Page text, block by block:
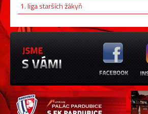
1. liga starších žákyň